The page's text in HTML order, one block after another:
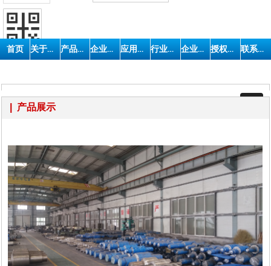
手机商城
首页 关于我们 产品展示 企业相册 应用领域 行业新闻 企业动态 授权证书 联系我们
产品展示